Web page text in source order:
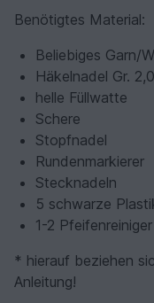
Benötigtes Material:
Beliebiges Garn/
Häkelnadel Gr.
helle Füllwatte
Schere
Stopfnadel
Rundenmarkierer
Stecknadeln
5 schwarze
1-2 Pfeifenreiniger
* hierauf beziehen
Anleitung!